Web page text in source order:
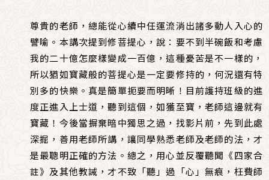
尊貴的老師，總能從心續中任運流淌出諸多動人入心的
譬喻。本講次提到修菩提心，說：要不到半碗飯和考慮
我的二十億怎麼樣變成一百億，這種憂苦是不一樣的，
所以猶如寶藏般的菩提心是一定要修持的，何況還有特
別多的快樂。真是簡單扼要而明晰！目前護持班級的進
度正進入上士道，聽到這個，如獲至寶，老師這邊就有
寶藏！今後當摒棄暗中獨思之過，找影片前，先到此處
深掘，善用老師所講，讓同學熟悉老師及老師的法，才
是最聰明正確的方法。總之，用心並反覆聽聞《四家合
註》及其他教誡，才不致「聽」過「心」無痕，枉費師